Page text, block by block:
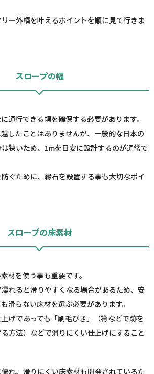
ー外構を叶えるポイントを順に見て行きま
スロープの幅
通行できる幅を確保する必要があります。
したことはありませんが、一般的な日本の
狭いため、1mを目安に設計するのが通常で
ぐために、縁石を設置する事も大切なポイ
スロープの床素材
材を使う事も重要です。
れると滑りやすくなる場合があるため、安
滑らない床材を選ぶ必要があります。
げであっても「刷毛びき」（箒などで跡を
方法）などで滑りにくい仕上げにすること
れ、滑りにくい床素材も開発されているた